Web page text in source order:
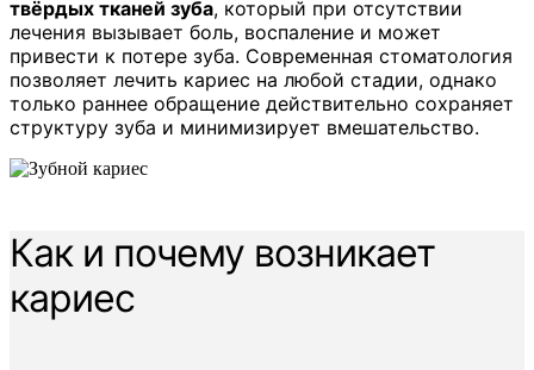
твёрдых тканей зуба, который при отсутствии
лечения вызывает боль, воспаление и может
привести к потере зуба. Современная стоматология
позволяет лечить кариес на любой стадии, однако
только раннее обращение действительно сохраняет
структуру зуба и минимизирует вмешательство.
Как и почему возникает
кариес